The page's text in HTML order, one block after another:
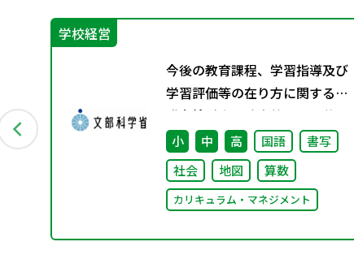
学校経営
今後の教育課程、学習指導及び
学習評価等の在り方に関する有
識者検討会の論点整理を掲載し
ました
小 中 高 国語
書写
社会
地図 算数
カリキュラム・マネジメント